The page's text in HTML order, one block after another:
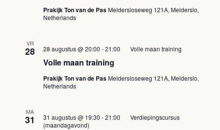
Prakijk Ton van de PasMeldersloseweg 121A, Melderslo,
Netherlands
VR
28
Volle maan training
28 augustus @ 20:00 -21:00 Volle maan training
Prakijk Ton van de PasMeldersloseweg 121A, Melderslo,
Netherlands
MA
31 31 augustus @ 19:30 -21:00
Verdiepingscursus
(maandagavond)